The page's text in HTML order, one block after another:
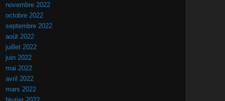
novembre 2022
octobre 2022
septembre 2022
août 2022
juillet 2022
juin 2022
mai 2022
avril 2022
mars 2022